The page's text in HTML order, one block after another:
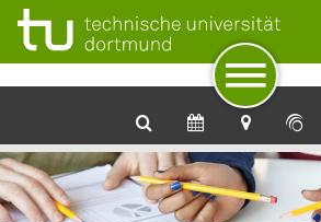
Zum Navigationspfad
Unterseiten von „Forschung“
Zur Navigation
Zum Schnellzugriff
Zum Fuß der Seite mit weiteren Services
Zum Inhalt
Zur Startseite